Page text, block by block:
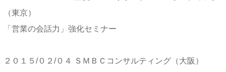
（東京）
「営業の会話力」強化セミナー
２０１５/０２/０４ ＳＭＢＣコンサルティング（大阪）